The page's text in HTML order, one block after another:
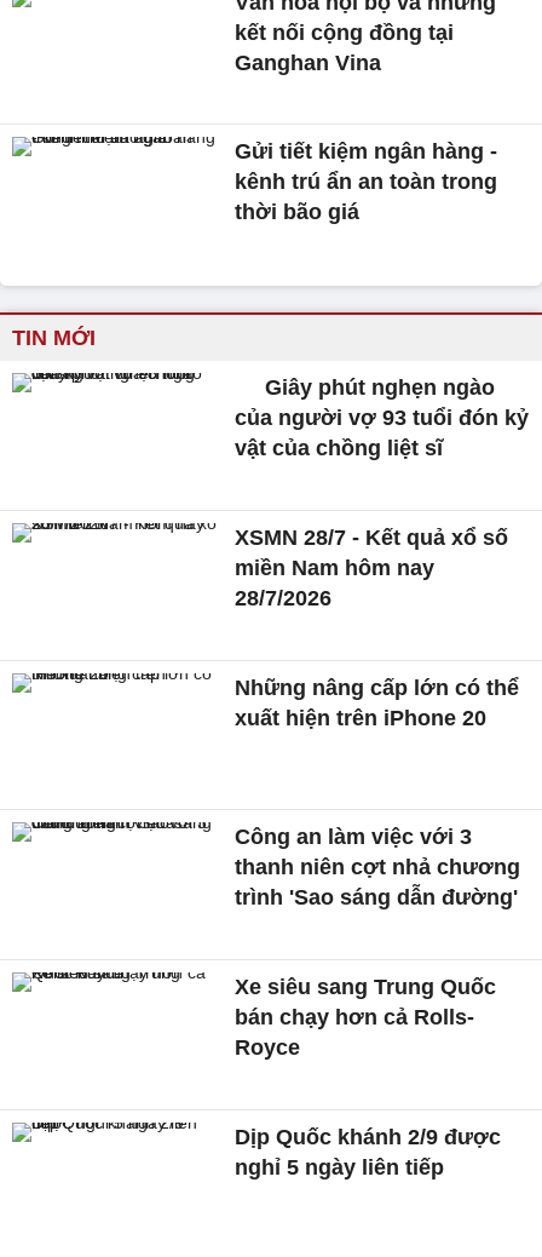
kết nối cộng đồng tại
Ganghan Vina
Gửi tiết kiệm ngân hàng -
kênh trú ẩn an toàn trong
thời bão giá
TIN MỚI
Giây phút nghẹn ngào
của người vợ 93 tuổi đón kỷ
vật của chồng liệt sĩ
XSMN 28/7 - Kết quả xổ số
miền Nam hôm nay
28/7/2026
Những nâng cấp lớn có thể
xuất hiện trên iPhone 20
Công an làm việc với 3
thanh niên cợt nhả chương
trình 'Sao sáng dẫn đường'
Xe siêu sang Trung Quốc
bán chạy hơn cả Rolls-
Royce
Dịp Quốc khánh 2/9 được
nghỉ 5 ngày liên tiếp